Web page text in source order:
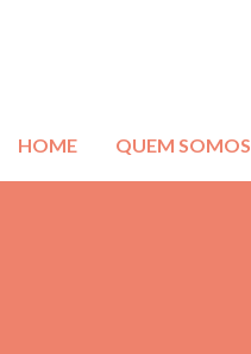
HOME QUEM SOMOS